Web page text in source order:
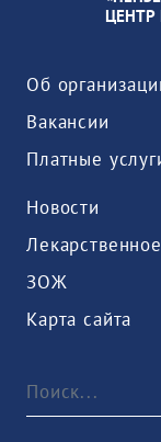
ЦЕНТР
Об
Вакансии
Платные
Новости
ЗОЖ
Карта сайта